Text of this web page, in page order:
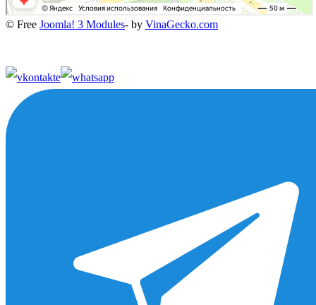
© Free Joomla! 3 Modules- by VinaGecko.com